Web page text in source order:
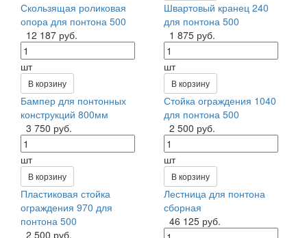
Скользящая роликовая
опора для понтона 500
12 187 руб.
шт
В корзину
Швартовый кранец 240
для понтона 500
1 875 руб.
шт
В корзину
Бампер для понтонных
конструкций 800мм
3 750 руб.
шт
В корзину
Стойка ограждения 1040
для понтона 500
2 500 руб.
шт
В корзину
Пластиковая стойка
ограждения 970 для
понтона 500
2 500 руб.
Лестница для понтона
сборная
46 125 руб.